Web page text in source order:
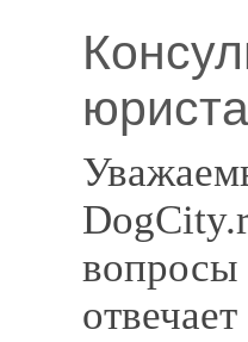
вопросы